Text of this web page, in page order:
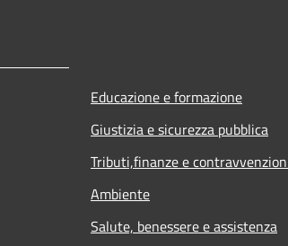
Educazione e formazione
Giustizia e sicurezza pubblica
Tributi,finanze e
Ambiente
Salute, benessere e assistenza